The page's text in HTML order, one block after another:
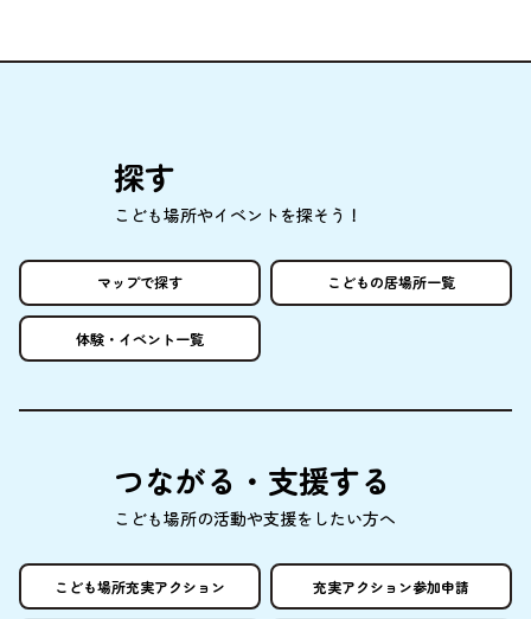
探す
こども場所やイベントを探そう！
マップで探す こどもの居場所一覧
体験 ・イベント一覧
つながる・ 支援する
こども場所の活動や支援をしたい方へ
こども場所充実アクション 充実アクション参加申請